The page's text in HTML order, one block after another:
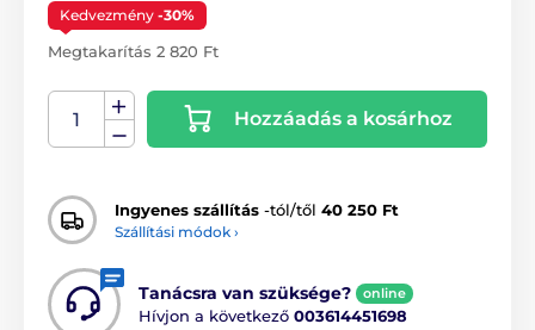
Kedvezmény -30%
Megtakarítás 2 820 Ft
Hozzáadás a kosárhoz
Ingyenes szállítás -tól/től 40 250 Ft
Szállítási módok ›
Tanácsra van szüksége? online
Hívjon a következő 003614451698